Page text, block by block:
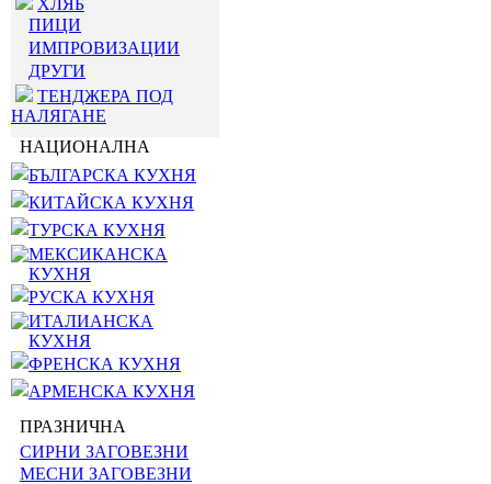
ХЛЯБ
ПИЦИ
ИМПРОВИЗАЦИИ
ДРУГИ
ТЕНДЖЕРА ПОД
НАЛЯГАНЕ
НАЦИОНАЛНА
БЪЛГАРСКА КУХНЯ
КИТАЙСКА КУХНЯ
ТУРСКА КУХНЯ
МЕКСИКАНСКА
КУХНЯ
РУСКА КУХНЯ
ИТАЛИАНСКА
КУХНЯ
ФРЕНСКА КУХНЯ
АРМЕНСКА КУХНЯ
ПРАЗНИЧНА
СИРНИ ЗАГОВЕЗНИ
МЕСНИ ЗАГОВЕЗНИ